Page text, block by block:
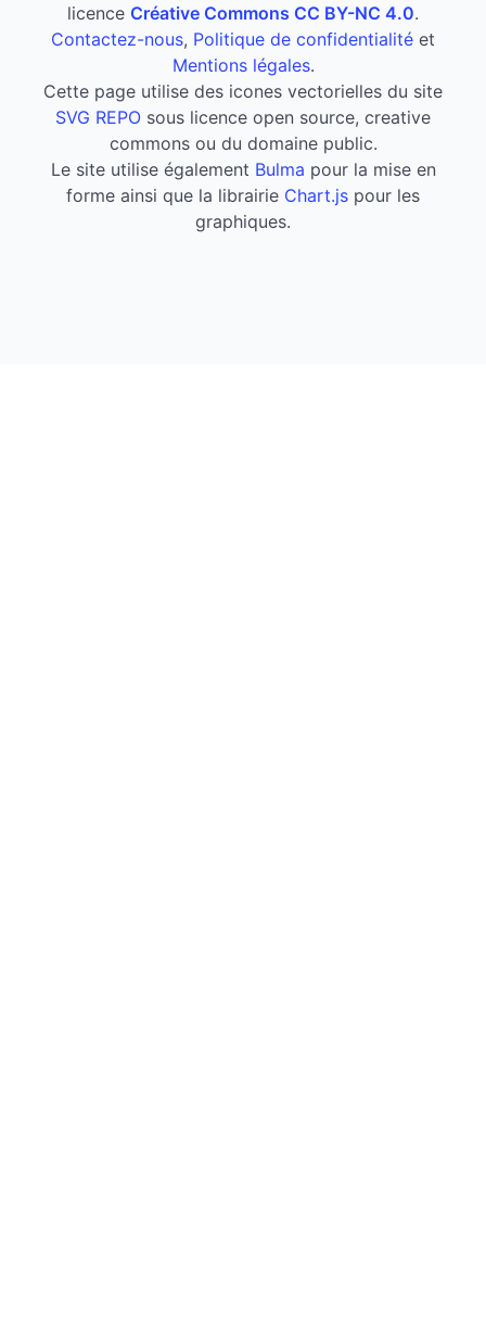
licence Créative Commons CC BY-NC 4.0.
Contactez-nous, Politique de confidentialité et
Mentions légales.
Cette page utilise des icones vectorielles du site
SVG REPO sous licence open source, creative
commons ou du domaine public.
Le site utilise également Bulma pour la mise en
forme ainsi que la librairie Chart.js pour les
graphiques.